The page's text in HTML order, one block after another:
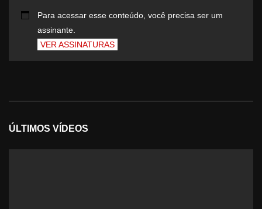
Para acessar esse conteúdo, você precisa ser um
assinante.
VER ASSINATURAS
ÚLTIMOS VÍDEOS